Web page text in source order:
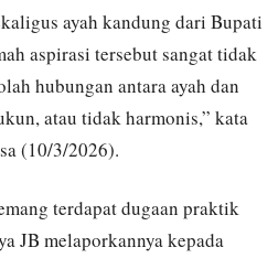
ayah kandung dari Bupati
aspirasi tersebut sangat tidak
hubungan antara ayah dan
atau tidak harmonis,” kata
(10/3/2026).
terdapat dugaan praktik
JB melaporkannya kepada